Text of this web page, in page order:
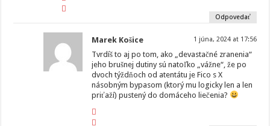
Odpovedať
Marek Košice 1 júna, 2024 at 17:56
Tvrdíš to aj po tom, ako „devastačné zranenia“
jeho brušnej dutiny sú natoľko „vážne“, že po
dvoch týždňoch od atentátu je Fico s X
násobným bypasom (ktorý mu logicky len a len
priťaží) pustený do domáceho liečenia?